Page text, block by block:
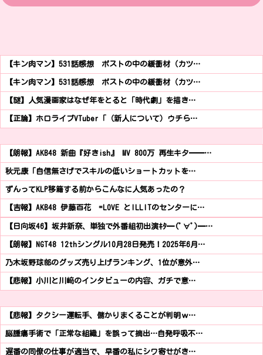
【キン肉マン】531話感想 ポストの中の緩衝材（カツ…
【キン肉マン】531話感想 ポストの中の緩衝材（カツ…
【謎】人気漫画家はなぜ年をとると「時代劇」を描き…
【正論】ホロライブVTuber「（新人について）ウチら…
【朗報】AKB48 新曲『好きish』 MV 800万 再生キタ━━…
秋元康「自信無さげでスキルの低いショートカットを…
ずんってKLP移籍する前からこんなに人気あったの？
【吉報】AKB48 伊藤百花 =LOVE とILLITのセンターに…
【日向坂46】坂井新奈、単独で外番組初出演ｷﾀ━(ﾟ∀ﾟ)━…
【朗報】NGT48 12thシングル10月28日発売！2025年6月…
乃木坂野球部のグッズ売り上げランキング、1位が意外…
【悲報】小川と川﨑のインタビューの内容、ガチで意…
【悲報】タクシー運転手、儲かりまくることが判明ｗ…
脳腫瘍手術で「正常な組織」を誤って摘出…自発呼吸不…
遅番の同僚の仕事が適当で、早番の私にシワ寄せがき…